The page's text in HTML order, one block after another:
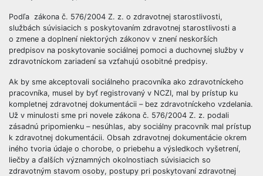
Podľa zákona č. 576/2004 Z. z. o zdravotnej starostlivosti,
službách súvisiacich s poskytovaním zdravotnej starostlivosti a
o zmene a doplnení niektorých zákonov v znení neskorších
predpisov na poskytovanie sociálnej pomoci a duchovnej služby v
zdravotníckom zariadení sa vzťahujú osobitné predpisy.
Ak by sme akceptovali sociálneho pracovníka ako zdravotníckeho
pracovníka, musel by byť registrovaný v NCZI, mal by prístup ku
kompletnej zdravotnej dokumentácii – bez zdravotníckeho vzdelania.
Už v minulosti sme pri novele zákona č. 576/2004 Z. z. podali
zásadnú pripomienku – nesúhlas, aby sociálny pracovník mal prístup
k zdravotnej dokumentácii. Obsah zdravotnej dokumentácie okrem
iného tvoria údaje o chorobe, o priebehu a výsledkoch vyšetrení,
liečby a ďalších významných okolnostiach súvisiacich so
zdravotným stavom osoby, postupy pri poskytovaní zdravotnej